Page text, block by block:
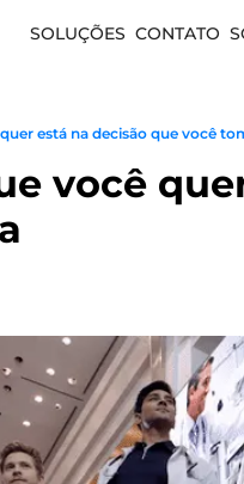
SOLUÇÕES CONTATO
está na decisão que você
você